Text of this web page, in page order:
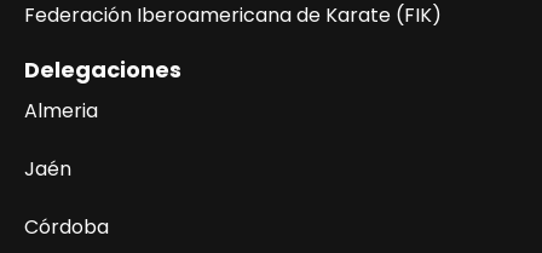
Federación Iberoamericana de Karate (FIK)
Delegaciones
Almeria
Jaén
Córdoba